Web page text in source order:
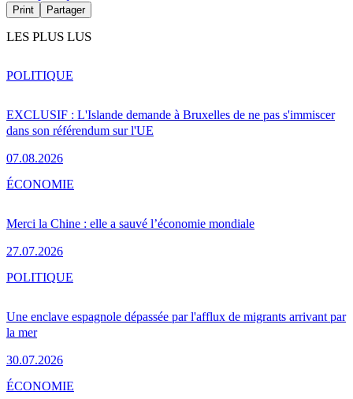
Print Partager
LES PLUS LUS
EXCLUSIF : L'Islande demande à Bruxelles de ne pas s'immiscer
dans son référendum sur l'UE
07.08.2026
POLITIQUE
Merci la Chine : elle a sauvé l’économie mondiale
27.07.2026
ÉCONOMIE
Une enclave espagnole dépassée par l'afflux de migrants arrivant par
la mer
30.07.2026
POLITIQUE
ÉCONOMIE